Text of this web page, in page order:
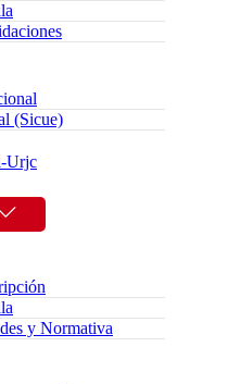
(Sicue)
Urjc
y Normativa